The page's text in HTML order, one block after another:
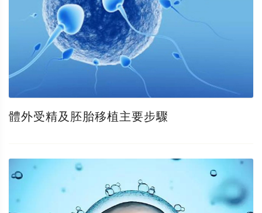
體外受精及胚胎移植主要步驟